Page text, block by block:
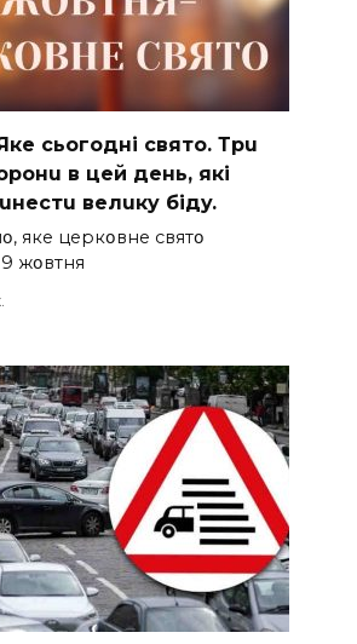
cьoгoднi cвятo. Тpu
в цeй дeнь, якi
вeлuкy бiдy.
якe цepкօвнe cвятօ
жօвтня